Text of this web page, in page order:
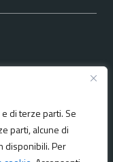
di terze parti. Se
parti, alcune di
disponibili. Per